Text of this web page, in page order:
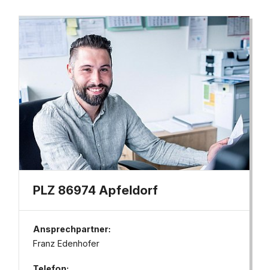
PLZ 86974 Apfeldorf
Ansprechpartner:
Franz Edenhofer